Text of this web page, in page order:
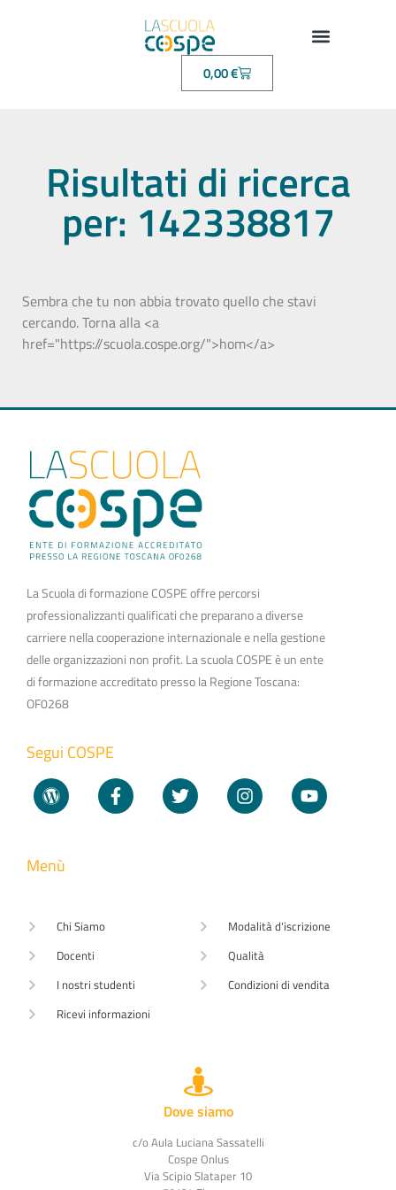
0,00€
Risultati di ricerca
per: 142338817
Sembra che tu non abbia trovato quello che stavi
cercando. Torna alla <a
href="https://scuola.cospe.org/">hom</a>
La Scuola di formazione COSPE offre percorsi
professionalizzanti qualificati che preparano a diverse
carriere nella cooperazione internazionale e nella gestione
delle organizzazioni non profit. La scuola COSPE è un ente
di formazione accreditato presso la Regione Toscana:
OF0268
Segui COSPE
Menù
Chi Siamo
Docenti
I nostri studenti
Ricevi informazioni
Modalità d'iscrizione
Qualità
Condizioni di vendita
Dove siamo
c/o Aula Luciana Sassatelli
Cospe Onlus
Via Scipio Slataper 10